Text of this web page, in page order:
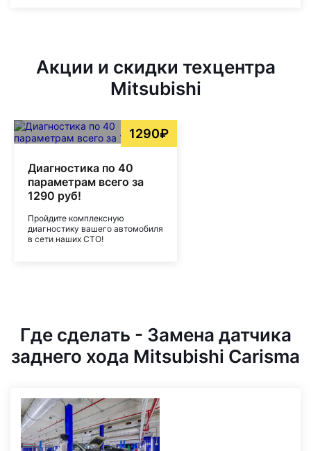
Акции и скидки техцентра
Mitsubishi
1290₽
Диагностика по 40
параметрам всего за
1290 руб!
Пройдите комплексную
диагностику вашего автомобиля
в сети наших СТО!
Где сделать - Замена датчика
заднего хода Mitsubishi Carisma